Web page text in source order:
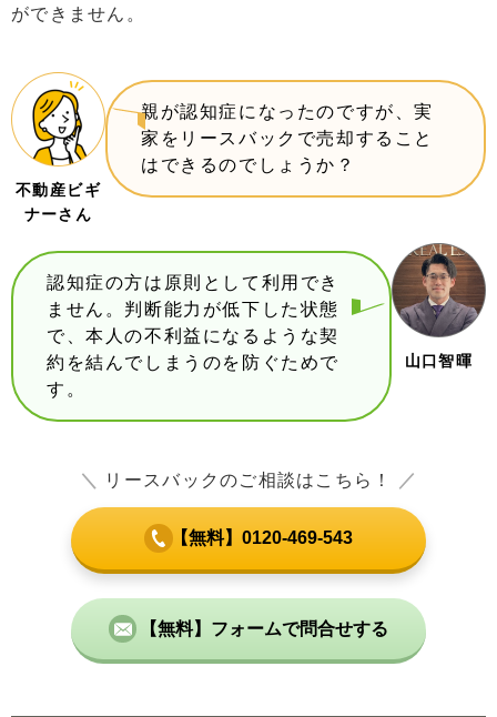
ができません。
不動産ビギ
ナーさん
親が認知症になったのですが、実
家をリースバックで売却すること
はできるのでしょうか？
山口智暉
認知症の方は原則として利用でき
ません。判断能力が低下した状態
で、本人の不利益になるような契
約を結んでしまうのを防ぐためで
す。
＼ リースバックのご相談はこちら！ ／
【無料】0120-469-543
【無料】フォームで問合せする